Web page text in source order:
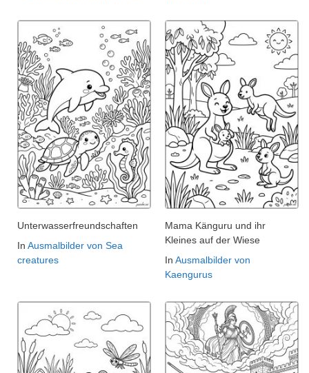
Unterwasserfreundschaften
In Ausmalbilder von Sea
creatures
Mama Känguru und ihr
Kleines auf der Wiese
In Ausmalbilder von
Kaengurus